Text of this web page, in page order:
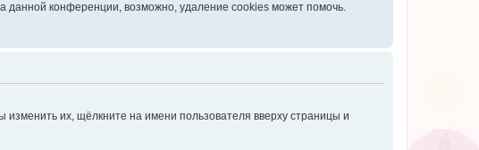
данной конференции, возможно, удаление cookies может помочь.
их, щёлкните на имени пользователя вверху страницы и